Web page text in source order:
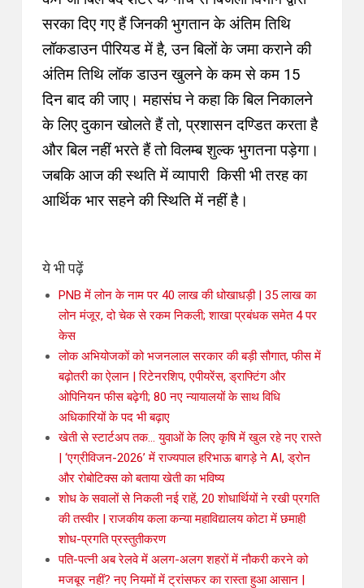
सरका दिए गए हैं जिनकी भुगतान के अंतिम तिथि
लॉकडाउन पीरियड में है, उन बिलों के जमा कराने की
अंतिम तिथि लॉक डाउन खुलने के कम से कम 15
दिन बाद की जाए। महासंघ ने कहा किबिल निकालने
के लिए दुकान खोलते हैं तो, प्रशासन दण्डित करता है
और बिल नहीं भरते हैं तो विलम्ब शुल्क भुगतना पड़ेगा।
जबकि आज की स्थति में व्यापारी किसी भी तरह का
आर्थिक भार सहने की स्थिति में नहीं है।
ये भी पढ़ें
PNB में लोन के नाम पर 40 लाख की धोखाधड़ी | 35 लाख का
लोन मंजूर, दो चेक से रकम निकली; शाखा प्रबंधक समेत 4 पर
केस
लोक अभियोजकों को भजनलाल सरकार की बड़ी सौगात, फीस में
बढ़ोतरी का ऐलान | रिटेनरशिप, एपीयरेंस, ड्राफ्टिंग और
ओपिनियन फीस बढ़ेगी; 80 नए न्यायालयों के साथ विधि
अधिकारियों के पद भी बढ़ाए
खेती से स्टार्टअप तक… युवाओं के लिए कृषि में खुल रहे नए रास्ते
| ‘एग्रीविजन-2026’ में राज्यपाल हरिभाऊ बागड़े ने AI, ड्रोन
और रोबोटिक्स को बताया खेती का भविष्य
शोध के सवालों से निकली नई राहें, 20 शोधार्थियों ने रखी प्रगति
की तस्वीर | राजकीय कला कन्या महाविद्यालय कोटा में छमाही
शोध-प्रगति प्रस्तुतीकरण
पति-पत्नी अब रेलवे में अलग-अलग शहरों में नौकरी करने को
मजबूर नहीं? नए नियमों में ट्रांसफर का रास्ता हुआ आसान |